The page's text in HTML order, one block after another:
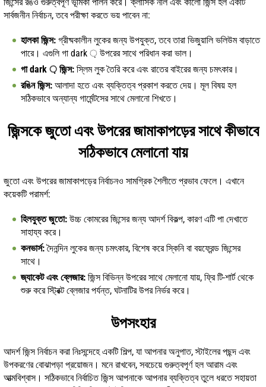
সার্বজনীন নির্বাচন, তবে পরীক্ষা করতে ভয় পাবেন না:
হালকা জিন্স: গ্রীষ্মকালীন লুকের জন্য উপযুক্ত, তবে তারা ভিজুয়ালি ভলিউম বাড়াতে
পারে। এগুলি গা dark ় উপরের সাথে পরিধান করা ভাল।
গা dark ় জিন্স: স্লিম লুক তৈরি করে এবং রাতের বাইরের জন্য চমৎকার।
রঙিন জিন্স: আলাদা হতে এবং ব্যক্তিত্ব প্রকাশ করতে দেয়। মূল বিষয় হল
সঠিকভাবে অন্যান্য গার্মেন্টসের সাথে মেলানো শিখতে।
জিন্সকে জুতো এবং উপরের জামাকাপড়ের সাথে কীভাবে
সঠিকভাবে মেলানো যায়
জুতো এবং উপরের জামাকাপড়ের নির্বাচনও সামগ্রিক শৈলীতে প্রভাব ফেলে। এখানে
কয়েকটি পরামর্শ:
হিলযুক্ত জুতো: উচ্চ কোমরের জিন্সের জন্য আদর্শ বিকল্প, কারণ এটি পা দেখাতে
সাহায্য করে।
কনভার্স:দৈনন্দিন লুকের জন্য চমৎকার, বিশেষ করে স্কিনি বা বয়ফ্রেন্ড জিন্সের
সাথে।
জ্যাকেট এবং ব্লেজার: জিন্স বিভিন্ন উপরের সাথে মেলানো যায়, ফ্রি টি-শার্ট থেকে
শুরু করে স্ট্রিক্ট ব্লেজার পর্যন্ত, ঘটনাটির উপর নির্ভর করে।
উপসংহার
আদর্শ জিন্স নির্বাচন করা নিঃসন্দেহে একটি শিল্প, যা আপনার অনুপাত, স্টাইলের পছন্দ এবং
উপকরণের বোঝাপড়া প্রয়োজন। মনে রাখবেন, সবচেয়ে গুরুত্বপূর্ণ হল আরাম এবং
আত্মবিশ্বাস। সঠিকভাবে নির্বাচিত জিন্স আপনাকে আপনার ব্যক্তিত্ব তুলে ধরতে সহায়তা